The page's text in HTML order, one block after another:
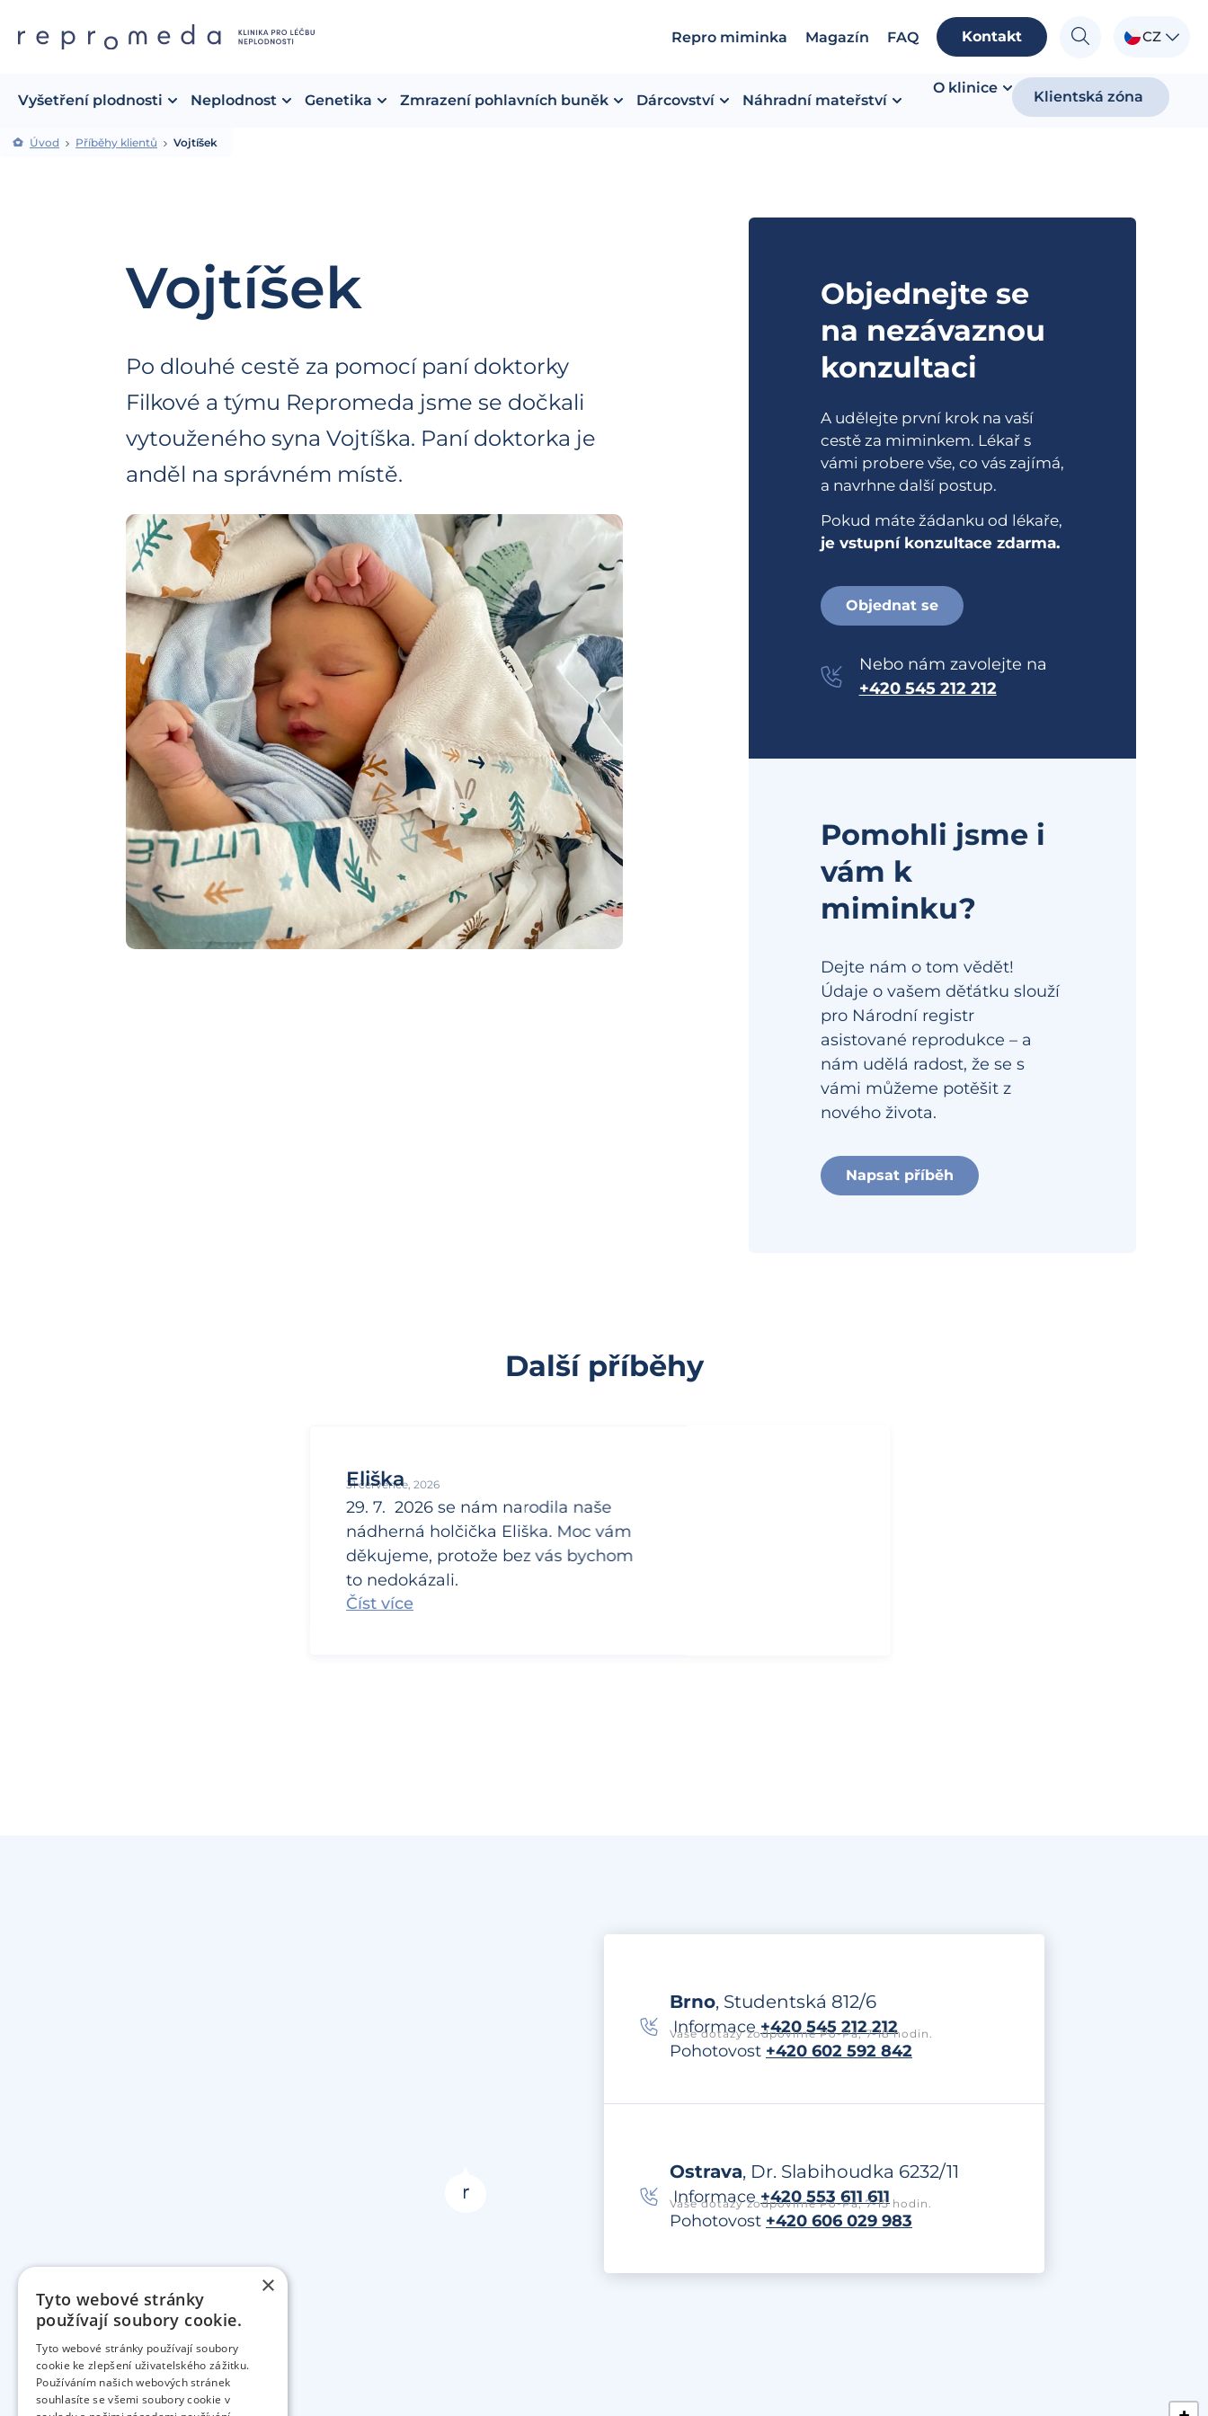
Repro miminka Magazín FAQ Kontakt CZ
Vyšetření plodnosti Neplodnost Genetika Zmrazení pohlavních buněk Dárcovství Náhradní mateřství
O klinice
Klientská zóna
Úvod Příběhy klientů Vojtíšek
Vojtíšek
Po dlouhé cestě za pomocí paní doktorky
Filkové a týmu Repromeda jsme se dočkali
vytouženého syna Vojtíška. Paní doktorka je
anděl na správném místě.
Objednejte se
na nezávaznou
konzultaci
A udělejte první krok na vaší
cestě za miminkem. Lékař s
vámi probere vše, co vás zajímá,
a navrhne další postup.
Pokud máte žádanku od lékaře,
je vstupní konzultace zdarma.
Objednat se
Nebo nám zavolejte na
+420 545 212 212
Pomohli jsme i
vám k
miminku?
Dejte nám o tom vědět!
Údaje o vašem děťátku slouží
pro Národní registr
asistované reprodukce – a
nám udělá radost, že se s
vámi můžeme potěšit z
nového života.
Napsat příběh
Další příběhy
Eliška
31 července, 2026
29. 7. 2026 se nám narodila naše
nádherná holčička Eliška. Moc vám
děkujeme, protože bez vás bychom
to nedokázali.
Číst více
Brno, Studentská 812/6
Informace+420 545 212 212
Vaše dotazy zodpovíme Po-Pá, 7-18 hodin.
Pohotovost +420 602 592 842
Ostrava, Dr. Slabihoudka 6232/11
Informace+420 553 611 611
Vaše dotazy zodpovíme Po-Pá, 7-15 hodin.
Pohotovost +420 606 029 983
×
Tyto webové stránky
používají soubory cookie.
Tyto webové stránky používají soubory
cookie ke zlepšení uživatelského zážitku.
Používáním našich webových stránek
souhlasíte se všemi soubory cookie v